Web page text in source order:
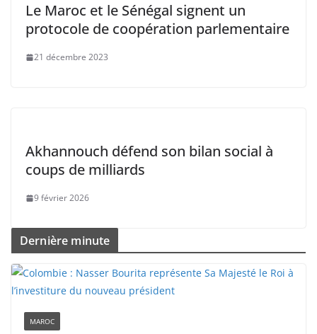
Le Maroc et le Sénégal signent un
protocole de coopération parlementaire
21 décembre 2023
Akhannouch défend son bilan social à
coups de milliards
9 février 2026
Dernière minute
MAROC